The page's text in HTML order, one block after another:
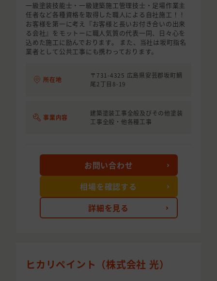
一級塗装技能士・一級建築施工管理技士・足場作業主
任者など各種資格を取得した職人による自社施工！！
お客様を第一に考え『お客様と長いお付き合いの出来
る会社』をモットーに職人気質の代表一同、日々心を
込めた施工に励んでおります。 また、当社は坂町指名
業者として公共工事にも携わっております。
所在地
〒731-4325 広島県安芸郡坂町鯛
尾2丁目8-19
事業内容
建築塗装工事全般及びその他塗装
工事全般・他各種工事
詳細を見る
お問い合わせ
相場を確認する
ヒカリペイント（株式会社 光）